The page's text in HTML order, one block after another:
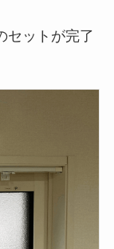
セットが完了